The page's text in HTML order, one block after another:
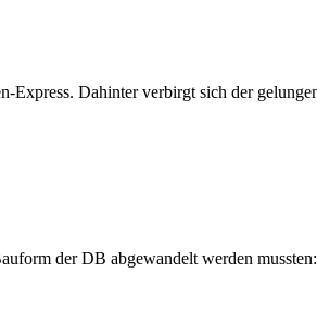
Dahinter verbirgt sich der
der DB abgewandelt werden